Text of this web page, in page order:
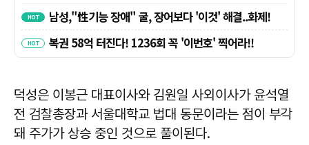
덕성은 이봉근 대표이사와 김원일 사외이사가 윤석열
전 검찰총장과 서울대학교 법대 동문이라는 점이 부각
돼 주가가 상승 중인 것으로 풀이된다.